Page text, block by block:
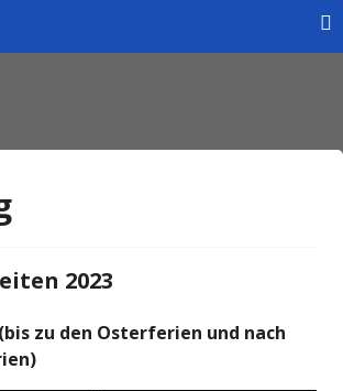
e.V.
2023
zu den Osterferien und nach